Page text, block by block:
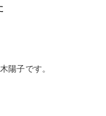
陽子です。